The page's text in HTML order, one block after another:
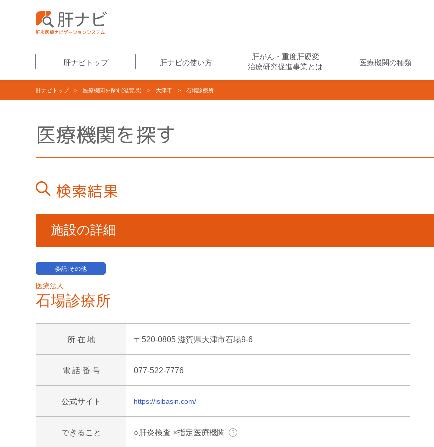
肝ナビトップ 肝ナビの使い方
肝がん・重度肝硬変
治療研究促進事業とは
医療機関の種類
肝ナビトップ> 医療機関を探す(滋賀県) > 大津市 > 石場診療所
医療機関を探す
検索結果
施設の詳細
委託:その他
医療法人
石場診療所
所 在 地 〒520-0805 滋賀県大津市石場9-6
電 話 番 号 077-522-7776
公式サイト https://isibasin.com/
できること ○肝炎検査 ×指定医療機関